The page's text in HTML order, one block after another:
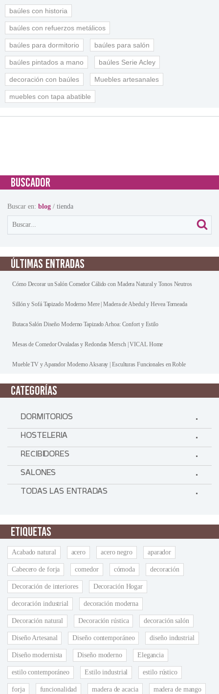
baúles con historia
baúles con refuerzos metálicos
baúles para dormitorio baúles para salón
baúles pintados a mano baúles Serie Acley
decoración con baúles Muebles artesanales
muebles con tapa abatible
BUSCADOR
Buscar en: blog / tienda
ÚLTIMAS ENTRADAS
Cómo Decorar un Salón Comedor Cálido con Madera Natural y Tonos Neutros
Sillón y Sofá Tapizado Moderno Mere | Madera de Abedul y Hevea Torneada
Butaca Salón Diseño Moderno Tapizado Arhoa: Confort y Estilo
Mesas de Comedor Ovaladas y Redondas Mersch | VICAL Home
Mueble TV y Aparador Moderno Aksaray | Esculturas Funcionales en Roble
CATEGORÍAS
DORMITORIOS
HOSTELERIA
RECIBIDORES
SALONES
TODAS LAS ENTRADAS
ETIQUETAS
Acabado natural acero acero negro aparador
Cabecero de forja comedor cómoda decoración
Decoración de interiores Decoración Hogar
decoración industrial decoración moderna
Decoración natural Decoración rústica decoración salón
Diseño Artesanal Diseño contemporáneo diseño industrial
Diseño modernista Diseño moderno Elegancia
estilo contemporáneo Estilo industrial estilo rústico
forja funcionalidad madera de acacia madera de mango